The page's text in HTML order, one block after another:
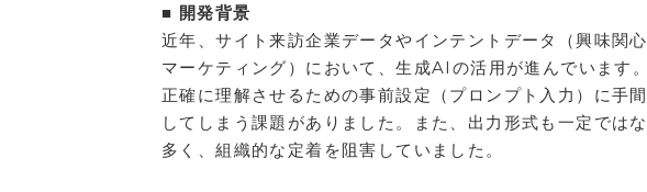
■ 開発背景
近年、サイト来訪企業データやインテントデータ（興味関
マーケティング）において、生成AIの活用が進んでいます
正確に理解させるための事前設定（プロンプト入力）に手
してしまう課題がありました。また、出力形式も一定では
多く、組織的な定着を阻害していました。